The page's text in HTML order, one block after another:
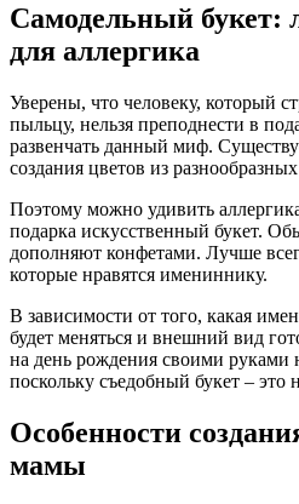
Самодельный букет:
для аллергика
Уверены, что человеку, который
пыльцу, нельзя преподнести в
развенчать данный миф.
создания цветов из
Поэтому можно удивить
подарка искусственный букет.
дополняют конфетами. Лучше
которые нравятся имениннику.
В зависимости от того, какая
будет меняться и внешний вид
на день рождения своими руками
поскольку съедобный букет – это
Особенности
мамы